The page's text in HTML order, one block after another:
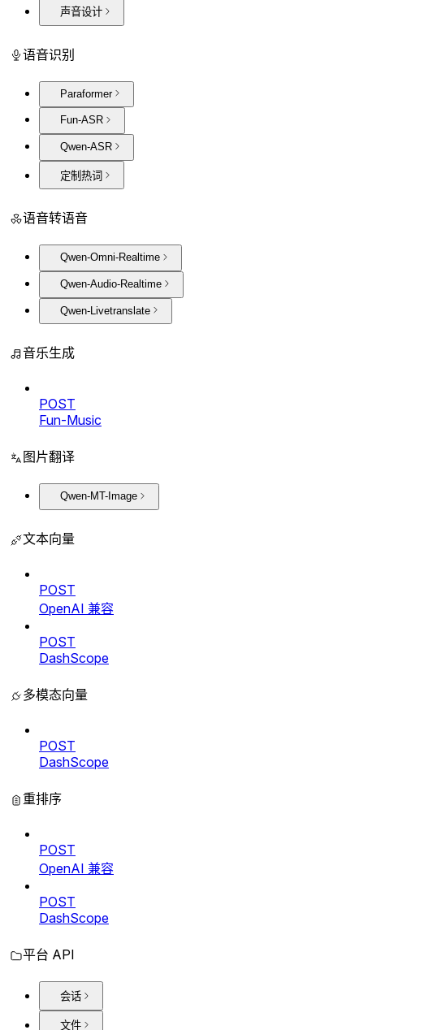
声音设计
语音识别
Paraformer
Fun-ASR
Qwen-ASR
定制热词
语音转语音
Qwen-Omni-Realtime
Qwen-Audio-Realtime
Qwen-Livetranslate
音乐生成
POST
Fun-Music
图片翻译
Qwen-MT-Image
文本向量
POST
OpenAI 兼容
POST
DashScope
多模态向量
POST
DashScope
重排序
POST
OpenAI 兼容
POST
DashScope
平台 API
会话
文件